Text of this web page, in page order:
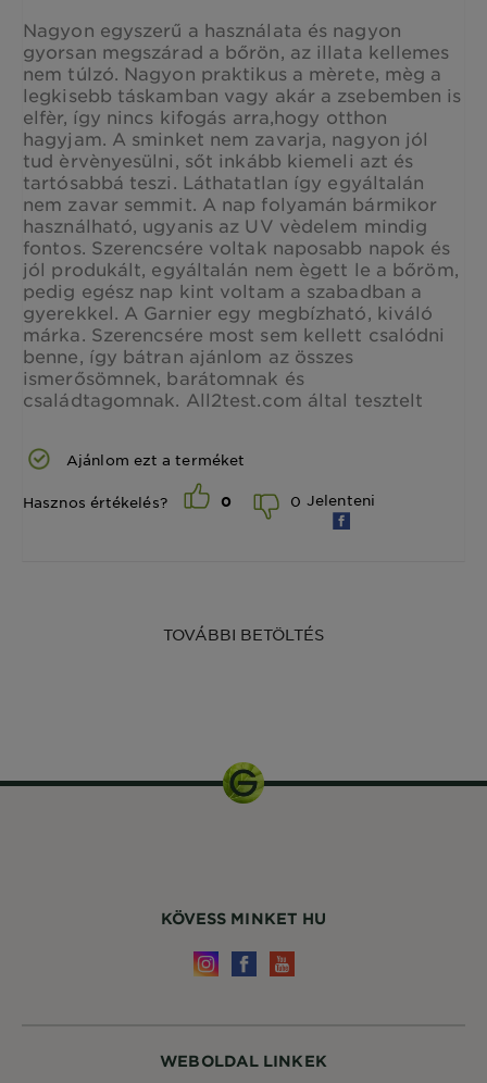
Nagyon egyszerű a használata és nagyon
gyorsan megszárad a bőrön, az illata kellemes
nem túlzó. Nagyon praktikus a mèrete, mèg a
legkisebb táskamban vagy akár a zsebemben is
elfèr, így nincs kifogás arra,hogy otthon
hagyjam. A sminket nem zavarja, nagyon jól
tud èrvènyesülni, sőt inkább kiemeli azt és
tartósabbá teszi. Láthatatlan így egyáltalán
nem zavar semmit. A nap folyamán bármikor
használható, ugyanis az UV vèdelem mindig
fontos. Szerencsére voltak naposabb napok és
jól produkált, egyáltalán nem ègett le a bőröm,
pedig egész nap kint voltam a szabadban a
gyerekkel. A Garnier egy megbízható, kiváló
márka. Szerencsére most sem kellett csalódni
benne, így bátran ajánlom az összes
ismerősömnek, barátomnak és
családtagomnak. All2test.com által tesztelt
Ajánlom ezt a terméket
Hasznos értékelés? 0 0 Jelenteni
TOVÁBBI BETÖLTÉS
WEBOLDAL LINKEK
KÖVESS MINKET HU